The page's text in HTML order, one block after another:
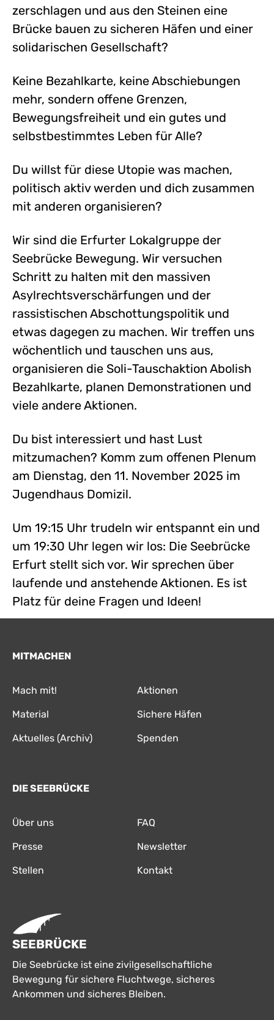
zerschlagen und aus den Steinen eine
Brücke bauen zu sicheren Häfen und einer
solidarischen Gesellschaft?
Keine Bezahlkarte, keine Abschiebungen
mehr, sondern offene Grenzen,
Bewegungsfreiheit und ein gutes und
selbstbestimmtes Leben für Alle?
Du willst für diese Utopie was machen,
politisch aktiv werden und dich zusammen
mit anderen organisieren?
Wir sind die Erfurter Lokalgruppe der
Seebrücke Bewegung. Wir versuchen
Schritt zu halten mit den massiven
Asylrechtsverschärfungen und der
rassistischen Abschottungspolitik und
etwas dagegen zu machen. Wir treffen uns
wöchentlich und tauschen uns aus,
organisieren die Soli-Tauschaktion Abolish
Bezahlkarte, planen Demonstrationen und
viele andere Aktionen.
Du bist interessiert und hast Lust
mitzumachen? Komm zum offenen Plenum
am Dienstag, den 11. November 2025 im
Jugendhaus Domizil.
Um 19:15 Uhr trudeln wir entspannt ein und
um 19:30 Uhr legen wir los: Die Seebrücke
Erfurt stellt sich vor. Wir sprechen über
laufende und anstehende Aktionen. Es ist
Platz für deine Fragen und Ideen!
MITMACHEN
Mach mit! Aktionen
Material Sichere Häfen
Aktuelles (Archiv) Spenden
DIE SEEBRÜCKE
Über uns FAQ
Presse Newsletter
Stellen Kontakt
SEEBRÜCKE
Die Seebrücke ist eine zivilgesellschaftliche
Bewegung für sichere Fluchtwege, sicheres
Ankommen und sicheres Bleiben.